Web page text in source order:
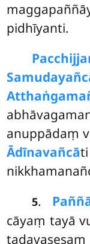
pidhīyanti.
anuppādaṃ
Ādīnavañcā
5.
cāyaṃ tayā